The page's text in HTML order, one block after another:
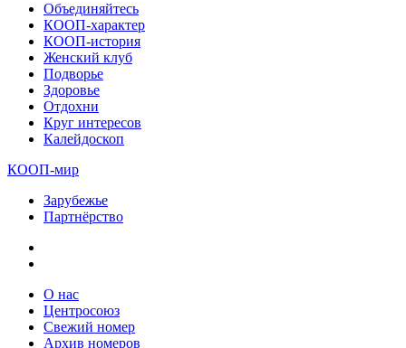
Объединяйтесь
КООП-характер
КООП-история
Женский клуб
Подворье
Здоровье
Отдохни
Круг интересов
Калейдоскоп
КООП-мир
Зарубежье
Партнёрство
О нас
Центросоюз
Свежий номер
Архив номеров